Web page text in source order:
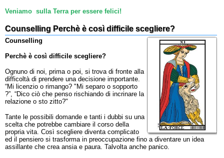
Veniamo sulla Terra per essere felici!
Counselling Perchè è così difficile scegliere?
Counselling
Perchè è così difficile scegliere?
Ognuno di noi, prima o poi, si trova di fronte alla
difficoltà di prendere una decisione importante.
“Mi licenzio o rimango? "Mi separo o sopporto
?”, “Dico ciò che penso rischiando di incrinare la
relazione o sto zitto?"
Tante le possibili domande e tanti i dubbi su una
scelta che potrebbe cambiare il corso della
propria vita. Così scegliere diventa complicato
ed il pensiero si trasforma in preoccupazione fino a diventare un idea
assillante che crea ansia e paura. Talvolta anche panico.